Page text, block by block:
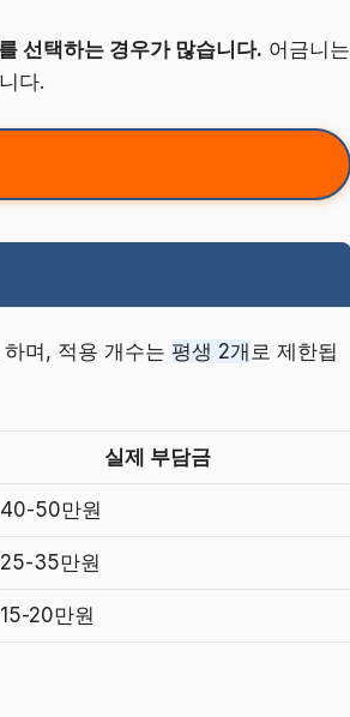
선택하는 경우가 많습니다. 어금니는
다.
며, 적용 개수는 평생 2개 로 제한됩
실제 부담금
50만원
35만원
20만원